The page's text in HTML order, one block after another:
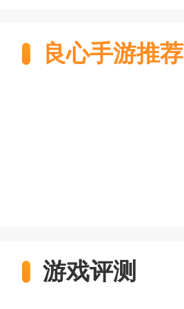
良心手游推荐
游戏评测